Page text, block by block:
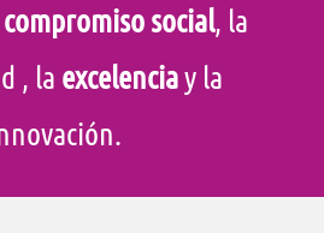
compromiso social, la
, la excelenciay la